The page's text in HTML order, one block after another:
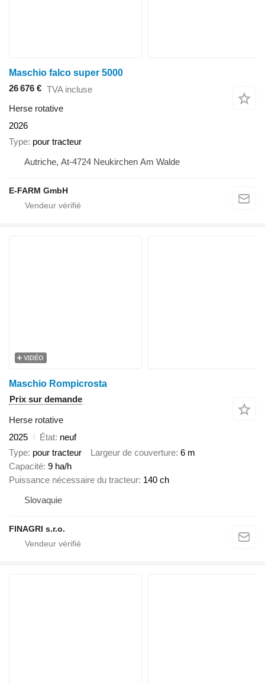
Maschio falco super 5000
26 676 € TVA incluse
Herse rotative
2026
Type pour tracteur
Autriche, At-4724 Neukirchen Am Walde
E-FARM GmbH
VIDÉO
Maschio Rompicrosta
Prix sur demande
Herse rotative
2025
État neuf
Type pour tracteur Largeur de couverture 6 m
Capacité 9 ha/h
Puissance nécessaire du tracteur 140 ch
Slovaquie
FINAGRI s.r.o.